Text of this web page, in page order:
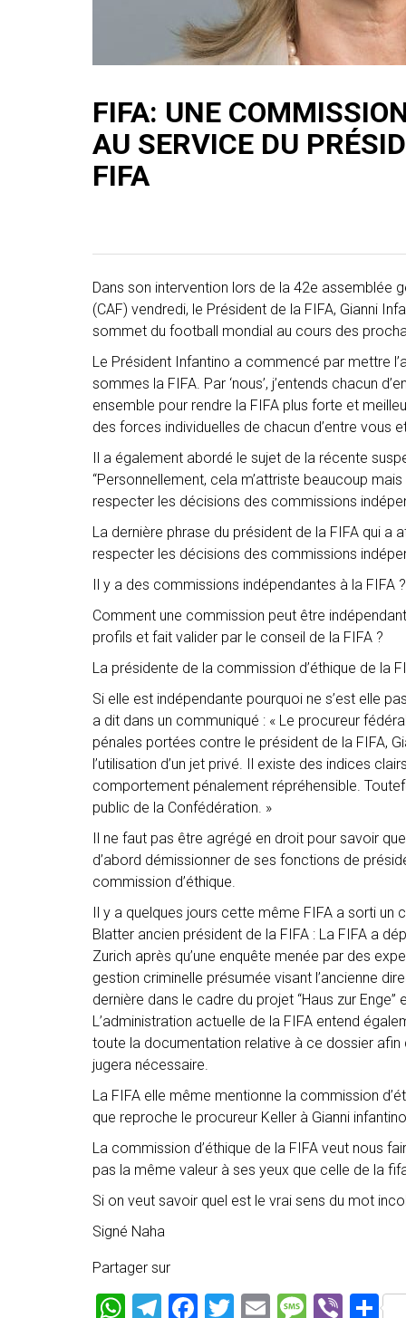
FIFA: UNE
AU SERVICE DU
FIFA
Dans son intervention lors de la 42e assemblée
(CAF) vendredi, le Président de la FIFA, Gianni
sommet du football mondial au cours des
Le Président Infantino a commencé par mettre
sommes la FIFA. Par ‘nous’, j’entends chacun
ensemble pour rendre la FIFA plus forte et
des forces individuelles de chacun d’entre vous
Il a également abordé le sujet de la récente
“Personnellement, cela m’attriste beaucoup
respecter les décisions des commissions
La dernière phrase du président de la FIFA qui a
respecter les décisions des commissions
Il y a des commissions indépendantes à la FIFA ?
Comment une commission peut être
profils et fait valider par le conseil de la FIFA ?
La présidente de la commission d’éthique de la
Si elle est indépendante pourquoi ne s’est elle
a dit dans un communiqué : « Le procureur
pénales portées contre le président de la FIFA,
l’utilisation d’un jet privé. Il existe des indices
comportement pénalement répréhensible.
public de la Confédération. »
Il ne faut pas être agrégé en droit pour savoir
d’abord démissionner de ses fonctions de
commission d’éthique.
Il y a quelques jours cette même FIFA a sorti un
Blatter ancien président de la FIFA : La FIFA a
Zurich après qu’une enquête menée par des
gestion criminelle présumée visant l’ancienne
dernière dans le cadre du projet “Haus zur Enge”
L’administration actuelle de la FIFA entend
toute la documentation relative à ce dossier afin
jugera nécessaire.
La FIFA elle même mentionne la commission
que reproche le procureur Keller à Gianni
La commission d’éthique de la FIFA veut nous
pas la même valeur à ses yeux que celle de la
Si on veut savoir quel est le vrai sens du mot
Signé Naha
Partager sur
W T
F
T
E
M Vi P